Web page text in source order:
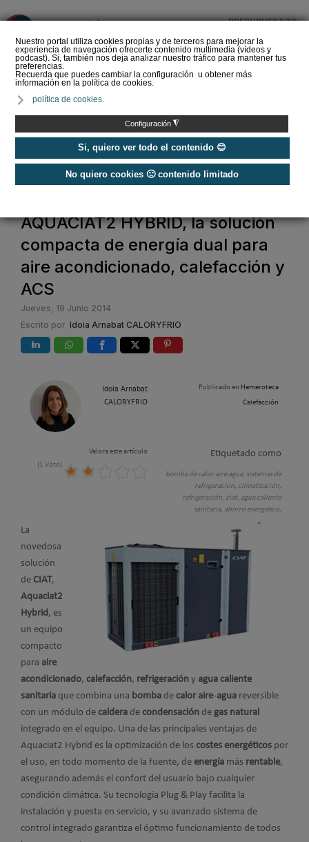
Nuestro portal utiliza cookies propias y de terceros para mejorar la
experiencia de navegación ofrecerte contenido multimedia (vídeos y
podcast). Si, también nos deja analizar nuestro tráfico para mantener tus
preferencias.
Recuerda que puedes cambiar la configuración u obtener más
información en la política de cookies.
política de cookies.
Configuración ◮
Si, quiero ver todo el contenido 😊
No quiero cookies 🙁 contenido limitado
PRESUPUESTOS
AQUACIAT2 HYBRID, la solución
compacta de energía dual para
aire acondicionado, calefacción y
ACS
Jueves, 19 Junio 2014
Escrito por Idoia Arnabat CALORYFRIO
Idoia Arnabat
CALORYFRIO
Publicado en Hemeroteca
Calefacción
Valora este artículo
(1 Voto)
Etiquetado como
bomba de calor aire agua, sistemas de
refrigeracion, climatización,
refrigeración, ciat, agua caliente
sanitaria, ahorro energético,
La
novedosa
solución
de CIAT,
Aquaciat2
Hybrid, es
un equipo
compacto
para aire
acondicionado, calefacción, refrigeración y agua caliente
sanitaria que combina una bomba de calor aire-agua reversible
con un módulo de caldera de condensación de gas natural
integrado en el equipo. Una de las principales ventajas de
Aquaciat2 Hybrid es la optimización de los costes energéticos por
el uso, en todo momento de la fuente, de energía más rentable,
asegurando además el confort del usuario bajo cualquier
condición climática. Su tecnología Plug & Play facilita la
instalación y puesta en servicio, y su avanzado sistema de
control integrado garantiza el óptimo funcionamiento de todos